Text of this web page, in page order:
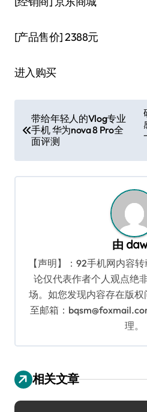
[产品售价]2388元
进入购买
章
带给年轻人的Vlog专业
手机 华为nova 8 Pro全
面评测
由
【声明】：92手机网内容
论仅代表作者个人观点绝
场。如您发现内容存在版
至邮箱：
理。
相关文章